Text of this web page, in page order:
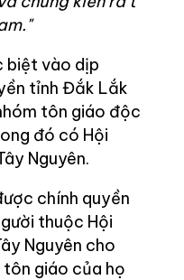
biệt vào dịp
tỉnh Đắk Lắk
tôn giáo độc
đó có Hội
Nguyên.
chính quyền
thuộc Hội
Nguyên cho
giáo của họ